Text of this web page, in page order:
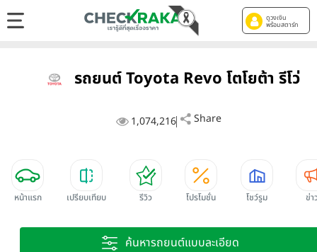
ดูวงเงิน
พร้อมสตาร์ท
รถยนต์ Toyota Revo โตโยต้า รีโว่
1,074,216 Share
หน้าแรก เปรียบเทียบ รีวิว โปรโมชั่น โชว์รูม ข่า
ค้นหารถยนต์แบบละเอียด